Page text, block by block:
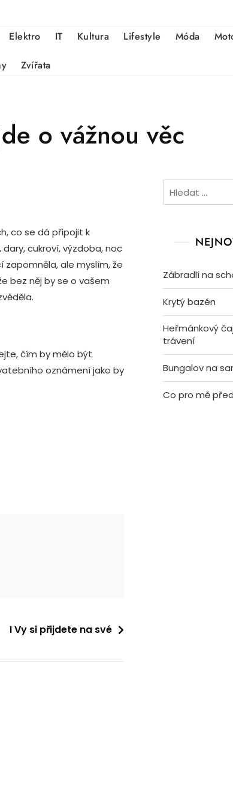
Elektro IT Kultura Lifestyle Móda
Zvířata
o vážnou věc
co se dá připojit k
cukroví, výzdoba, noc
ale myslím, že
bez něj by se o vašem
čím by mělo být
oznámeníjako by
I Vy si přijdete na své
Zábradlí na
Krytý bazén
Heřmánkový
trávení
Bungalov na
Co pro mě